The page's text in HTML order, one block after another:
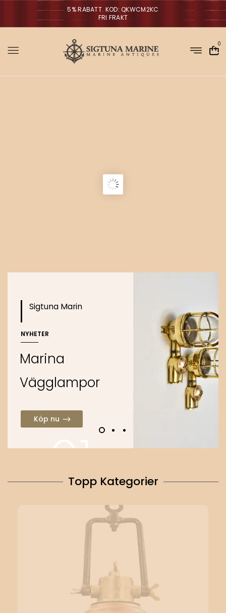
5% RABATT. KOD: QKWCM2KC
FRI FRAKT
0
Sigtuna Marin
NYHETER
Marina
Vägglampor
Köp nu
Topp Kategorier